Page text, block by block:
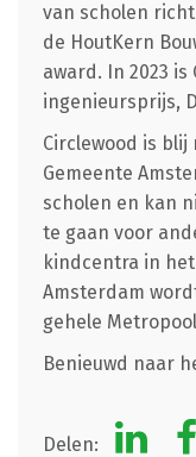
van scholen
de HoutKern
award. In 2023
ingenieursprijs,
Circlewood is
Gemeente
scholen en kan
te gaan voor
kindcentra in
Amsterdam
gehele
Benieuwd naar
Delen: